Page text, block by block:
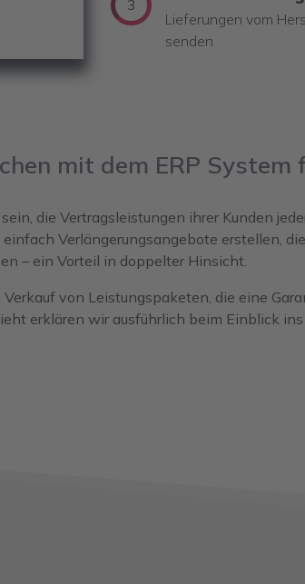
3
Lieferungen vom
senden
mit dem ERP System
die Vertragsleistungen ihrer Kunden
Verlängerungsangebote erstellen,
– ein Vorteil in doppelter Hinsicht.
von Leistungspaketen, die eine
erklären wir ausführlich beim Einblick